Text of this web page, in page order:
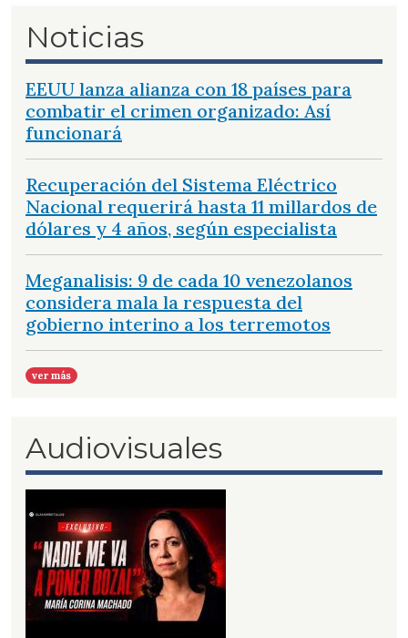
Noticias
EEUU lanza alianza con 18 países para
combatir el crimen organizado: Así
funcionará
Recuperación del Sistema Eléctrico
Nacional requerirá hasta 11 millardos de
dólares y 4 años, según especialista
Meganalisis: 9 de cada 10 venezolanos
considera mala la respuesta del
gobierno interino a los terremotos
ver más
Audiovisuales